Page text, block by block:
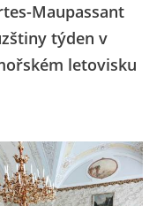
Maupassant
týden v
letovisku